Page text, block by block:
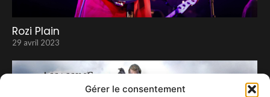
Gérer le consentement
Rozi Plain
29 avril 2023